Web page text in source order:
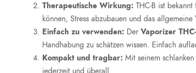
Therapeutische Wirkung: THC-B ist
können, Stress abzubauen und das
Einfach zu verwenden: DerVaporizer
Handhabung zu schätzen wissen. Einfach
Kompakt und tragbar: Mit seinem